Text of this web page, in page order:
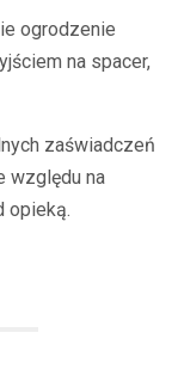
ogrodzenie
na spacer,
zaświadczeń
względu na
opieką.